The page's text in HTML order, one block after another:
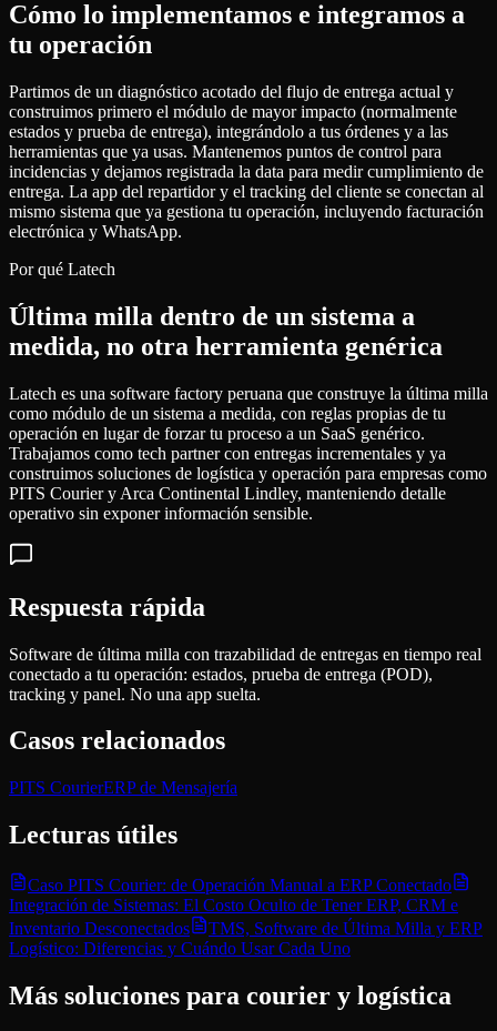
Cómo lo implementamos e integramos a
tu operación
Partimos de un diagnóstico acotado del flujo de entrega actual y
construimos primero el módulo de mayor impacto (normalmente
estados y prueba de entrega), integrándolo a tus órdenes y a las
herramientas que ya usas. Mantenemos puntos de control para
incidencias y dejamos registrada la data para medir cumplimiento de
entrega. La app del repartidor y el tracking del cliente se conectan al
mismo sistema que ya gestiona tu operación, incluyendo facturación
electrónica y WhatsApp.
Por qué Latech
Última milla dentro de un sistema a
medida, no otra herramienta genérica
Latech es una software factory peruana que construye la última milla
como módulo de un sistema a medida, con reglas propias de tu
operación en lugar de forzar tu proceso a un SaaS genérico.
Trabajamos como tech partner con entregas incrementales y ya
construimos soluciones de logística y operación para empresas como
PITS Courier y Arca Continental Lindley, manteniendo detalle
operativo sin exponer información sensible.
Respuesta rápida
Software de última milla con trazabilidad de entregas en tiempo real
conectado a tu operación: estados, prueba de entrega (POD),
tracking y panel. No una app suelta.
Casos relacionados
PITS CourierERP de Mensajería
Lecturas útiles
Caso PITS Courier: de Operación Manual a ERP Conectado
Integración de Sistemas: El Costo Oculto de Tener ERP, CRM e
Inventario Desconectados
TMS, Software de Última Milla y ERP
Logístico: Diferencias y Cuándo Usar Cada Uno
Más soluciones para courier y logística